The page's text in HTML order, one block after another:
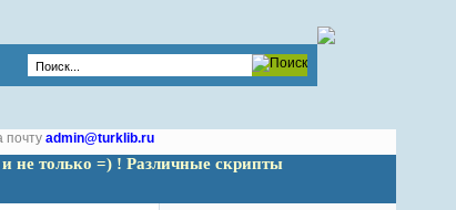
почту admin@turklib.ru
не только =) ! Различные скрипты